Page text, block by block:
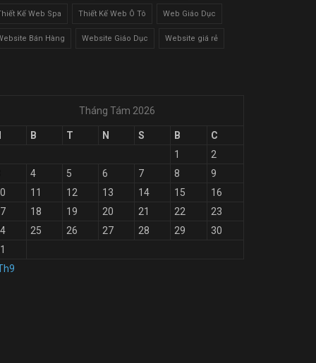
Kế Web Spa Thiết Kế Web Ô Tô Web Giáo Dục
Bán Hàng Website Giáo Dục Website giá rẻ
Tháng Tám 2026
B T N S B
C
1
2
4 5 6 7 8
9
11 12 13 14 15
16
18 19 20 21 22
23
25 26 27 28 29
30